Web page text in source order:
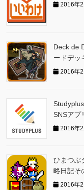
2016年
Deck de
ードデッ
2016年2
SNSアプ
2016年2
ひまつぶ
略日記そ
2016年2